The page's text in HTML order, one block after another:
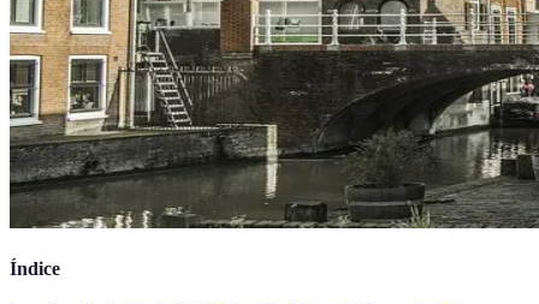
Índice